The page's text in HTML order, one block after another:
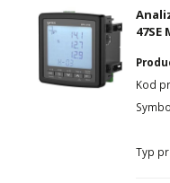
Rodzaj wyświetlacza
Montaż
47SE
Kod
Typ